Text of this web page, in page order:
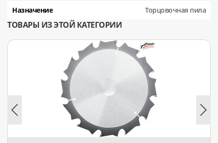
Назначение Торцовочная пила
ТОВАРЫ ИЗ ЭТОЙ КАТЕГОРИИ